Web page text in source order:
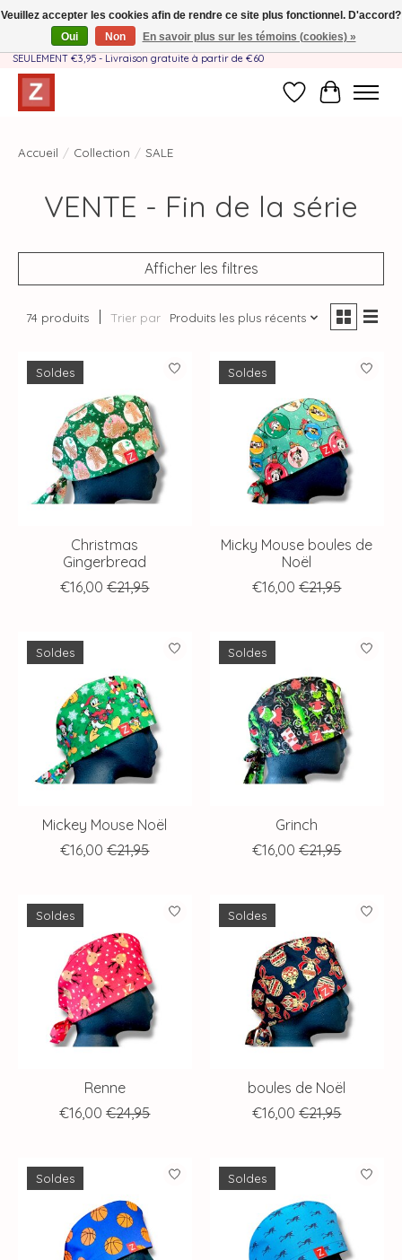
Fait à la main par une équipe mère-fille❤️ - Frais de livraison BE & NL
SEULEMENT €3,95 - Livraison gratuite à partir de €60
Liste dePanier
Accueil / Collection / SALE
VENTE - Fin de la série
Afficher les filtres
74 produits Trier par Produits les plus récents
Soldes
Christmas
Gingerbread
€16,00 €21,95
Soldes
Micky Mouse boules de
Noël
€16,00 €21,95
Soldes
Mickey Mouse Noël
€16,00 €21,95
Soldes
Grinch
€16,00 €21,95
Soldes
Renne
€16,00 €24,95
Soldes
boules de Noël
€16,00 €21,95
Soldes Soldes
Veuillez accepter les cookies afin de rendre ce site plus fonctionnel. D'accord?
Oui
Non En savoir plus sur les témoins (cookies) »